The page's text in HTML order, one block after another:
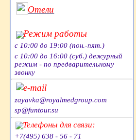
Отели
Режим работы
с 10:00 до 19:00 (пон.-пят.)
с 10:00 до 16:00 (суб.) дежурный
режим - по предварительному
звонку
e-mail
zayavka@royalmedgroup.com
sp@funtour.su
Телефоны для связи:
+7(495) 638 - 56 - 71